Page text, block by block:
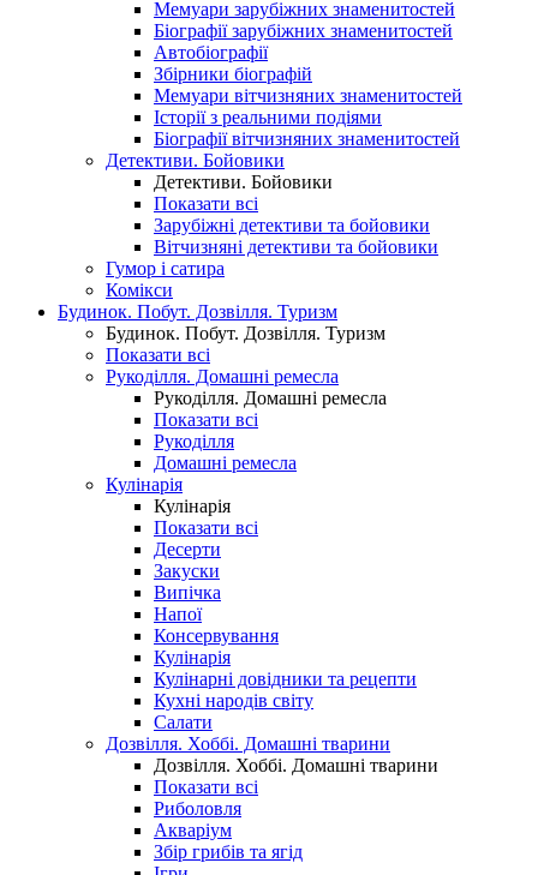
Мемуари зарубіжних знаменитостей
Біографії зарубіжних знаменитостей
Автобіографії
Збірники біографій
Мемуари вітчизняних знаменитостей
Історії з реальними подіями
Біографії вітчизняних знаменитостей
Детективи. Бойовики
Детективи. Бойовики
Показати всі
Зарубіжні детективи та бойовики
Вітчизняні детективи та бойовики
Гумор і сатира
Комікси
Будинок. Побут. Дозвілля. Туризм
Будинок. Побут. Дозвілля. Туризм
Показати всі
Рукоділля. Домашні ремесла
Рукоділля. Домашні ремесла
Показати всі
Рукоділля
Домашні ремесла
Кулінарія
Кулінарія
Показати всі
Десерти
Закуски
Випічка
Напої
Консервування
Кулінарія
Кулінарні довідники та рецепти
Кухні народів світу
Салати
Дозвілля. Хоббі. Домашні тварини
Дозвілля. Хоббі. Домашні тварини
Показати всі
Риболовля
Акваріум
Збір грибів та ягід